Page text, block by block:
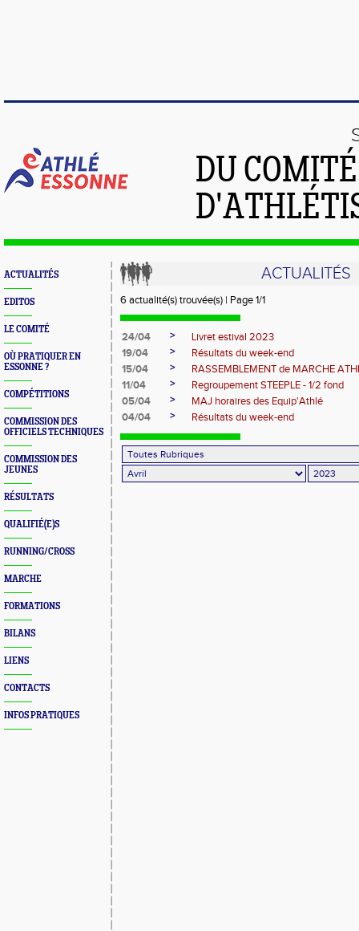
DU
ACTUALITÉS
EDITOS
LE COMITÉ
OÙ PRATIQUER EN
ESSONNE ?
COMPÉTITIONS
COMMISSION DES
OFFICIELS TECHNIQUES
COMMISSION DES
JEUNES
RÉSULTATS
QUALIFIÉ(E)S
RUNNING/CROSS
MARCHE
FORMATIONS
BILANS
LIENS
CONTACTS
INFOS PRATIQUES
ACTUALITÉS
6 actualité(s) trouvée(s) | Page 1/1
24/04 >
Livret estival 2023
19/04
>
Résultats du week-end
15/04
>
RASSEMBLEMENT de MARCHE
11/04
>
Regroupement STEEPLE - 1/2 fond
05/04
>
MAJ horaires des Equip'Athlé
04/04
> Résultats du week-end